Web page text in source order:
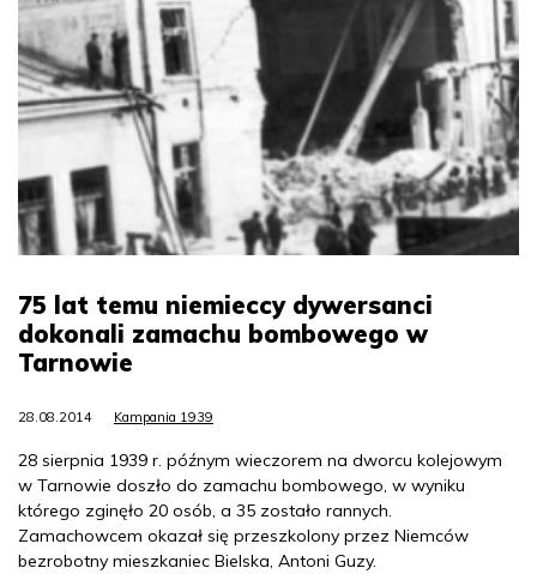
75 lat temu niemieccy dywersanci
dokonali zamachu bombowego w
Tarnowie
28.08.2014 Kampania 1939
28 sierpnia 1939 r. późnym wieczorem na dworcu kolejowym
w Tarnowie doszło do zamachu bombowego, w wyniku
którego zginęło 20 osób, a 35 zostało rannych.
Zamachowcem okazał się przeszkolony przez Niemców
bezrobotny mieszkaniec Bielska, Antoni Guzy.